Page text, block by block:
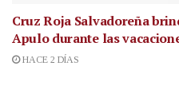
Cruz Roja Salvadoreña
Apulo durante las
HACE 2 DÍAS